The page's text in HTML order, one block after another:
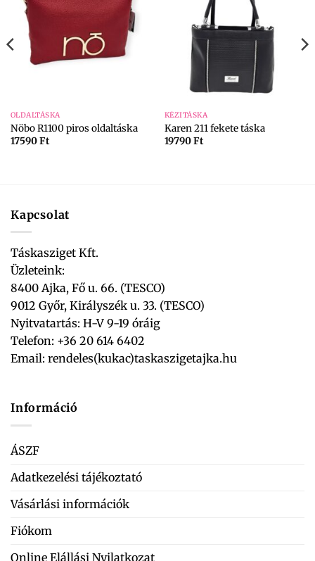
OLDALTÁSKA
Nöbo R1100 piros oldaltáska
17590Ft
KÉZITÁSKA
Karen 211 fekete táska
19790Ft
Kapcsolat
Táskasziget Kft.
Üzleteink:
8400 Ajka, Fő u. 66. (TESCO)
9012 Győr, Királyszék u. 33. (TESCO)
Nyitvatartás: H-V 9-19 óráig
Telefon: +36 20 614 6402
Email: rendeles(kukac)taskaszigetajka.hu
Információ
ÁSZF
Adatkezelési tájékoztató
Vásárlási információk
Fiókom
Online Elállási Nyilatkozat